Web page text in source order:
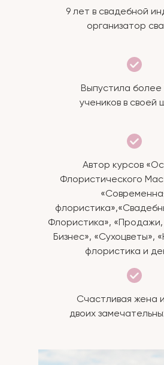
9 лет в свадебной
организатор
Выпустила более
учеников в своей
Автор курсов
Флористического
Флористика», «Продажи,
Бизнес», «Сухоцветы»,
флористика и
Счастливая жена
двоих